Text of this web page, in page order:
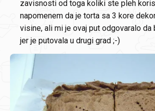
zavisnosti od toga koliki ste pleh
napomenem da je torta sa 3 kore
visine, ali mi je ovaj put odgovaralo da
jer je putovala u drugi grad ;-)